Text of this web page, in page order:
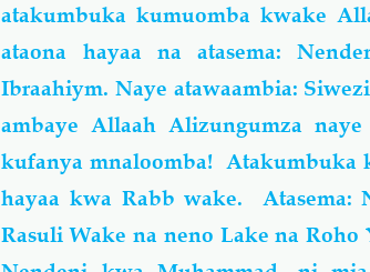
atakumbuka kumuomba kwake
ataona hayaa na atasema:
Ibraahiym. Naye atawaambia:
ambaye Allaah Alizungumza
kufanya mnaloomba! Atakumbuka
hayaa kwa Rabb wake. Atasema:
Rasuli Wake na neno Lake na